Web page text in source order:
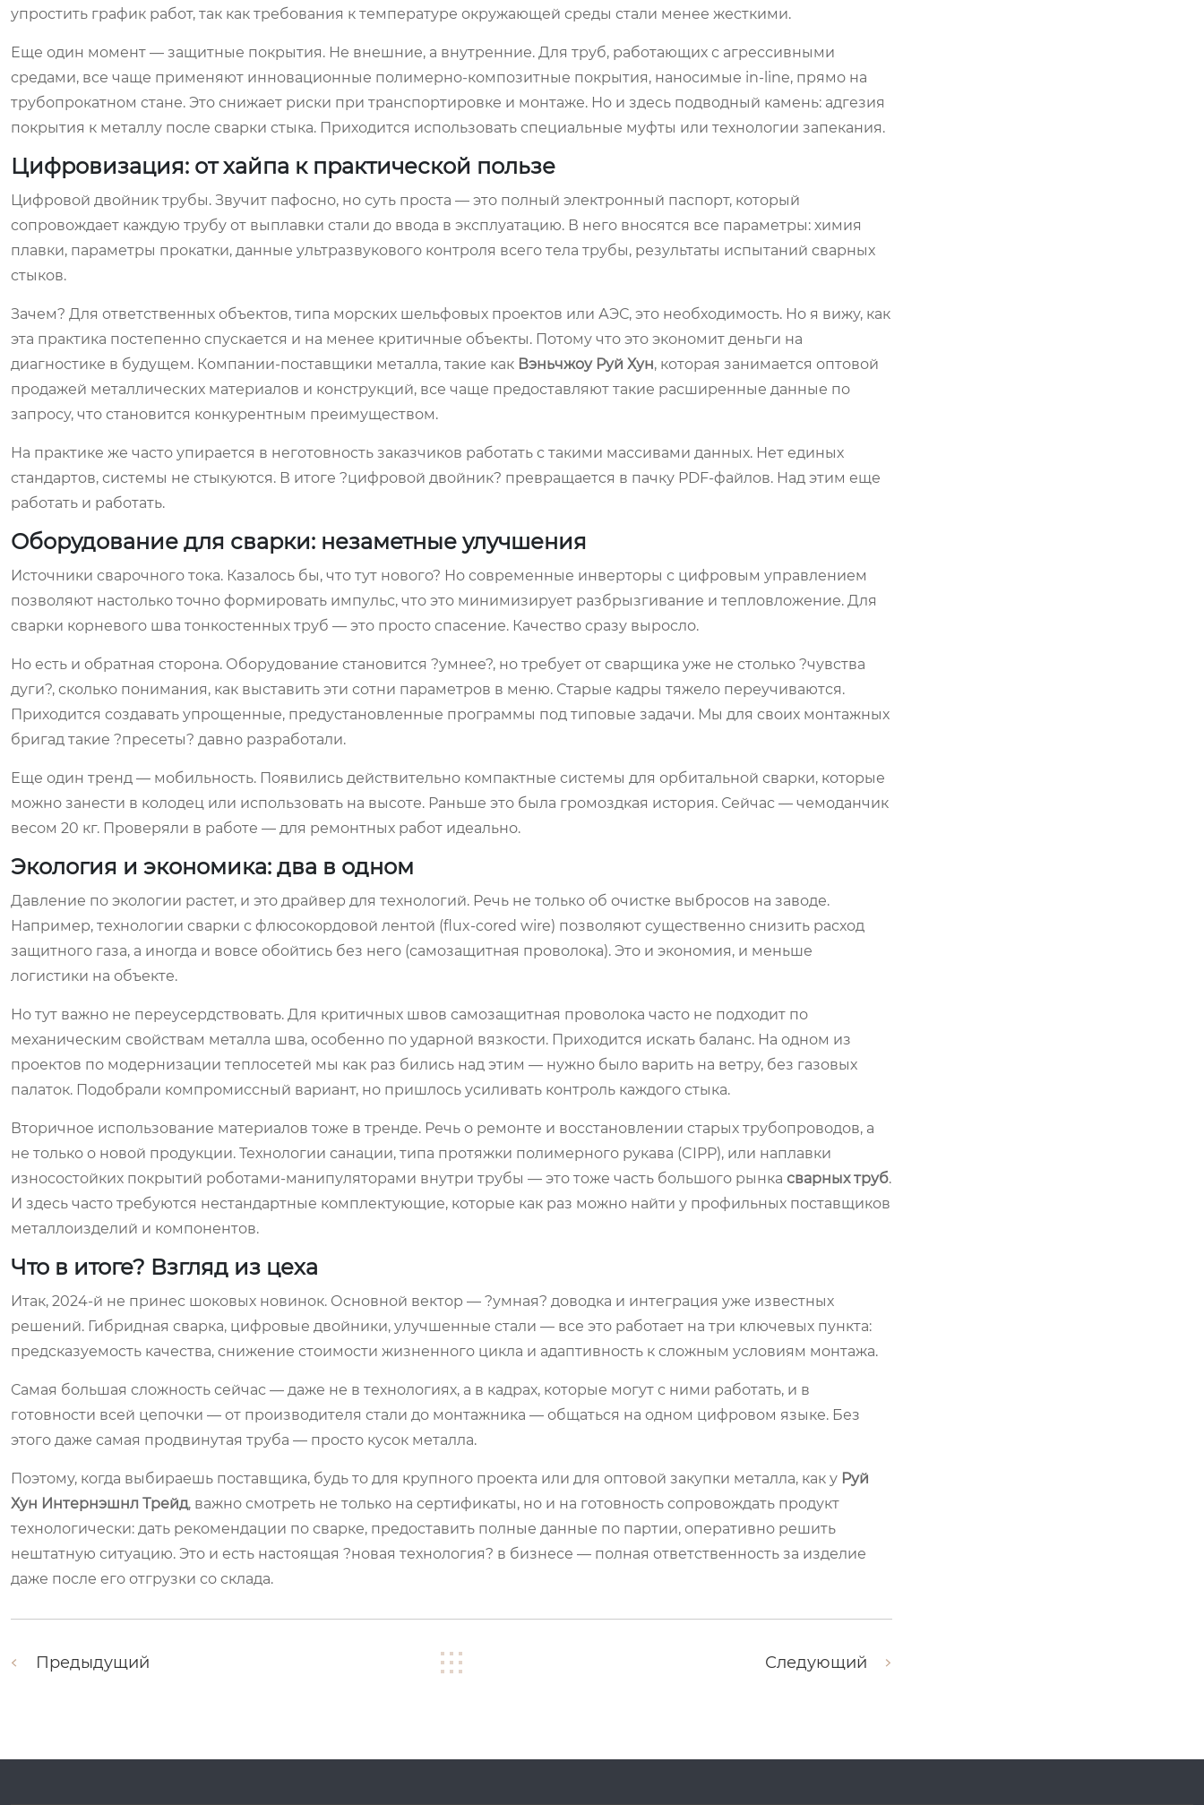
упростить график работ, так как требования к температуре окружающей среды стали менее жесткими.
Еще один момент — защитные покрытия. Не внешние, а внутренние. Для труб, работающих с агрессивными
средами, все чаще применяют инновационные полимерно-композитные покрытия, наносимые in-line, прямо на
трубопрокатном стане. Это снижает риски при транспортировке и монтаже. Но и здесь подводный камень: адгезия
покрытия к металлу после сварки стыка. Приходится использовать специальные муфты или технологии запекания.
Цифровизация: от хайпа к практической пользе
Цифровой двойник трубы. Звучит пафосно, но суть проста — это полный электронный паспорт, который
сопровождает каждую трубу от выплавки стали до ввода в эксплуатацию. В него вносятся все параметры: химия
плавки, параметры прокатки, данные ультразвукового контроля всего тела трубы, результаты испытаний сварных
стыков.
Зачем? Для ответственных объектов, типа морских шельфовых проектов или АЭС, это необходимость. Но я вижу, как
эта практика постепенно спускается и на менее критичные объекты. Потому что это экономит деньги на
диагностике в будущем. Компании-поставщики металла, такие как Вэньчжоу Руй Хун, которая занимается оптовой
продажей металлических материалов и конструкций, все чаще предоставляют такие расширенные данные по
запросу, что становится конкурентным преимуществом.
На практике же часто упирается в неготовность заказчиков работать с такими массивами данных. Нет единых
стандартов, системы не стыкуются. В итоге ?цифровой двойник? превращается в пачку PDF-файлов. Над этим еще
работать и работать.
Оборудование для сварки: незаметные улучшения
Источники сварочного тока. Казалось бы, что тут нового? Но современные инверторы с цифровым управлением
позволяют настолько точно формировать импульс, что это минимизирует разбрызгивание и тепловложение. Для
сварки корневого шва тонкостенных труб — это просто спасение. Качество сразу выросло.
Но есть и обратная сторона. Оборудование становится ?умнее?, но требует от сварщика уже не столько ?чувства
дуги?, сколько понимания, как выставить эти сотни параметров в меню. Старые кадры тяжело переучиваются.
Приходится создавать упрощенные, предустановленные программы под типовые задачи. Мы для своих монтажных
бригад такие ?пресеты? давно разработали.
Еще один тренд — мобильность. Появились действительно компактные системы для орбитальной сварки, которые
можно занести в колодец или использовать на высоте. Раньше это была громоздкая история. Сейчас — чемоданчик
весом 20 кг. Проверяли в работе — для ремонтных работ идеально.
Экология и экономика: два в одном
Давление по экологии растет, и это драйвер для технологий. Речь не только об очистке выбросов на заводе.
Например, технологии сварки с флюсокордовой лентой (flux-cored wire) позволяют существенно снизить расход
защитного газа, а иногда и вовсе обойтись без него (самозащитная проволока). Это и экономия, и меньше
логистики на объекте.
Но тут важно не переусердствовать. Для критичных швов самозащитная проволока часто не подходит по
механическим свойствам металла шва, особенно по ударной вязкости. Приходится искать баланс. На одном из
проектов по модернизации теплосетей мы как раз бились над этим — нужно было варить на ветру, без газовых
палаток. Подобрали компромиссный вариант, но пришлось усиливать контроль каждого стыка.
Вторичное использование материалов тоже в тренде. Речь о ремонте и восстановлении старых трубопроводов, а
не только о новой продукции. Технологии санации, типа протяжки полимерного рукава (CIPP), или наплавки
износостойких покрытий роботами-манипуляторами внутри трубы — это тоже часть большого рынка сварных труб.
И здесь часто требуются нестандартные комплектующие, которые как раз можно найти у профильных поставщиков
металлоизделий и компонентов.
Что в итоге? Взгляд из цеха
Итак, 2024-й не принес шоковых новинок. Основной вектор — ?умная? доводка и интеграция уже известных
решений. Гибридная сварка, цифровые двойники, улучшенные стали — все это работает на три ключевых пункта:
предсказуемость качества, снижение стоимости жизненного цикла и адаптивность к сложным условиям монтажа.
Самая большая сложность сейчас — даже не в технологиях, а в кадрах, которые могут с ними работать, и в
готовности всей цепочки — от производителя стали до монтажника — общаться на одном цифровом языке. Без
этого даже самая продвинутая труба — просто кусок металла.
Поэтому, когда выбираешь поставщика, будь то для крупного проекта или для оптовой закупки металла, как у Руй
Хун Интернэшнл Трейд, важно смотреть не только на сертификаты, но и на готовность сопровождать продукт
технологически: дать рекомендации по сварке, предоставить полные данные по партии, оперативно решить
нештатную ситуацию. Это и есть настоящая ?новая технология? в бизнесе — полная ответственность за изделие
даже после его отгрузки со склада.
Предыдущий Следующий